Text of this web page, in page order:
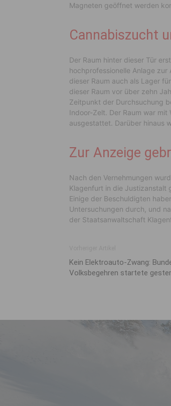
Magneten geöffnet werden
Cannabiszucht
Der Raum hinter dieser Tür
hochprofessionelle Anlage
dieser Raum auch als Lager
dieser Raum vor über zehn
Zeitpunkt der Durchsuchung
Indoor-Zelt. Der Raum war
ausgestattet. Darüber hinaus
Zur Anzeige
Nach den Vernehmungen
Klagenfurt in die Justizanstalt
Einige der Beschuldigten
Untersuchungen durch, und
der Staatsanwaltschaft
Kein Elektroauto-Zwang:
Volksbegehren startete